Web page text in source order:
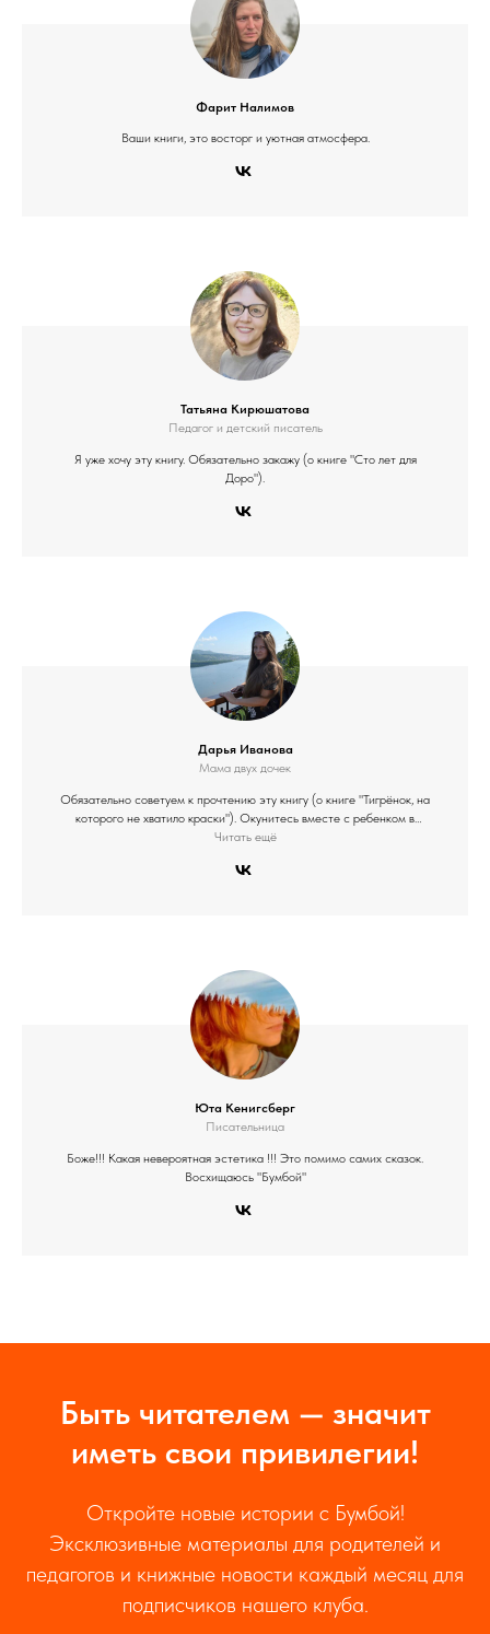
Фарит Налимов
Ваши книги, это восторг и уютная атмосфера.
Татьяна Кирюшатова
Педагог и детский писатель
Я уже хочу эту книгу. Обязательно закажу (о книге "Сто лет для
Доро").
Дарья Иванова
Мама двух дочек
Обязательно советуем к прочтению эту книгу (о книге "Тигрёнок, на
которого не хватило краски"). Окунитесь вместе с ребенком в
сказочное путешествие с Тигренком! И какой же там глубокий смысл
Читать ещё
Юта Кенигсберг
Писательница
Боже!!! Какая невероятная эстетика !!! Это помимо самих сказок.
Восхищаюсь "Бумбой"
Быть читателем — значит
иметь свои привилегии!
Откройте новые истории с Бумбой!
Эксклюзивные материалы для родителей и
педагогов и книжные новости каждый месяц для
подписчиков нашего клуба.